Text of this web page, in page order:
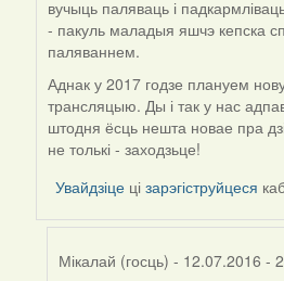
вучыць паляваць і
- пакуль маладыя яшчэ кепска
паляваннем.
Аднак у 2017 годзе плануем
трансляцыю. Ды і так у нас
штодня ёсць нешта новае пра
не толькі - заходзьце!
Увайдзіце цізарэгіструйцеся
Мікалай (госць) - 12.07.2016 -